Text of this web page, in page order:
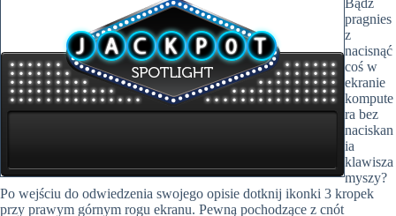
pragnies
z
nacisnąć
coś w
ekranie
kompute
ra bez
naciskan
ia
klawisza
myszy?
Po wejściu do odwiedzenia swojego opisie dotknij ikonki 3 kropek
przy prawym górnym rogu ekranu. Pewną pochodzące z cnót